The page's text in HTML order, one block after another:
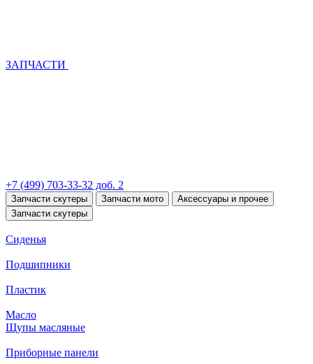
ЗАПЧАСТИ
+7 (499) 703-33-32 доб. 2
Запчасти скутеры Запчасти мото
Аксессуары и прочее
Запчасти скутеры
Сиденья
Подшипники
Пластик
Масло
Щупы масляные
Приборные панели